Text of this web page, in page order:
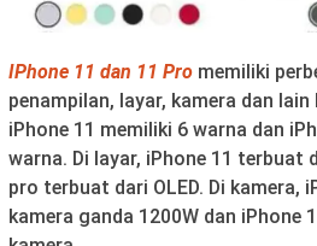
IPhone 11 dan 11 Pro memiliki
penampilan, layar, kamera dan
iPhone 11 memiliki 6 warna dan
warna. Di layar, iPhone 11 terbuat
pro terbuat dari OLED. Di kamera,
kamera ganda 1200W dan iPhone